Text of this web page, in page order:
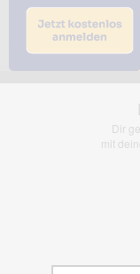
Das dargestellte Bild
übernimmt keinerlei
jedoch bei
Dir
mit